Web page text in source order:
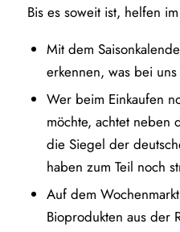
Bis es soweit ist, helfen
Mit dem
erkennen, was bei
Wer beim Einkaufen
möchte, achtet neben
die Siegel der
haben zum Teil noch
Auf dem
Bioprodukten aus der